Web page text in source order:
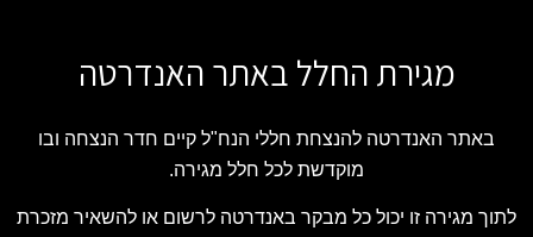
מגירת החלל באתר האנדרטה
באתר האנדרטה להנצחת חללי הנח"ל קיים חדר הנצחה ובו
מוקדשת לכל חלל מגירה.
לתוך מגירה זו יכול כל מבקר באנדרטה לרשום או להשאיר מזכרת